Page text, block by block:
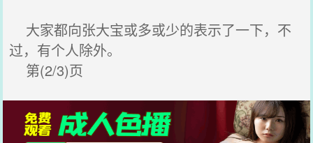
大家都向张大宝或多或少的表示了一下，不
过，有个人除外。
第(2/3)页